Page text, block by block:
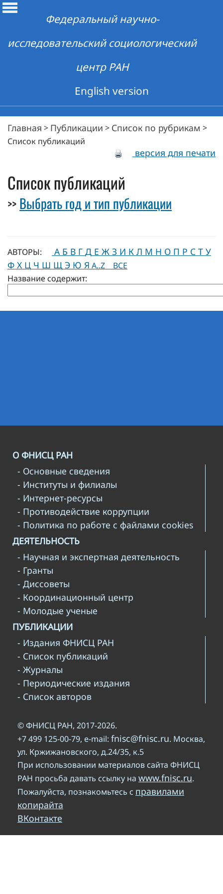
Федеральный научно-
исследовательский социологический
центр РАН
English version
Главная > Публикации > Список по рубрикам >
Список публикаций
версия для печати
Список публикаций
>>Выбрать год и тип публикации
АВТОРЫ: А Б В Г Д Е Ж З И К Л М Н О П Р С Т У
Ф Х Ц Ч Ш Щ Э Ю Я A..Z ВСЕ
Название содержит:
О ФНИСЦ РАН
- Основные сведения
- Институты и филиалы
- Интернет-ресурсы
- Противодействие коррупции
- Политика по работе с файлами cookies
ДЕЯТЕЛЬНОСТЬ
- Научная и экспертная деятельность
- Гранты
- Диссоветы
- Координационный центр
- Молодые ученые
ПУБЛИКАЦИИ
- Издания ФНИСЦ РАН
- Список публикаций
- Журналы
- Периодические издания
- Список авторов
© ФНИСЦ РАН, 2017-2026.
+7 499 125-00-79, e-mail: fnisc@fnisc.ru. Москва,
ул. Кржижановского, д.24/35, к.5
При использовании материалов сайта ФНИСЦ
РАН просьба давать ссылку на www.fnisc.ru.
Пожалуйста, познакомьтесь с правилами
копирайта
ВКонтакте